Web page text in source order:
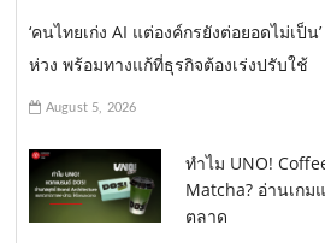
‘คนไทยเก่ง AI แต่องค์กรยังต่อยอดไม่เป็
ห่วง พร้อมทางแก้ที่ธุรกิจต้องเร่งปรับใช้
August 5, 2026
ทำไม UNO!
Matcha? อ่านเก
ตลาด